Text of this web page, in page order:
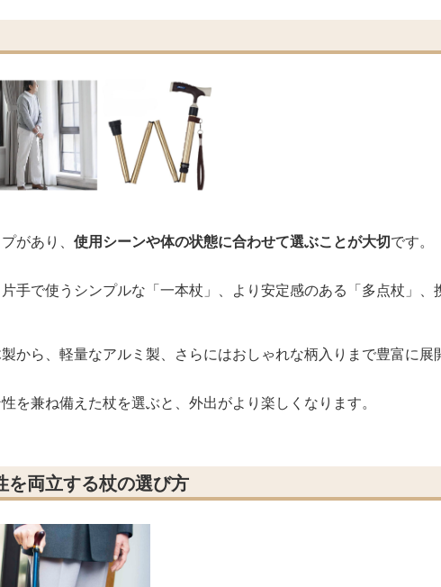
があり、 使用シーンや体の状態に合わせて選ぶことが大切です。
手で使うシンプルな「一本杖」、より安定感のある「多点杖」、
から、軽量なアルミ製、さらにはおしゃれな柄入りまで豊富に展
を兼ね備えた杖を選ぶと、外出がより楽しくなります。
を両立する杖の選び方